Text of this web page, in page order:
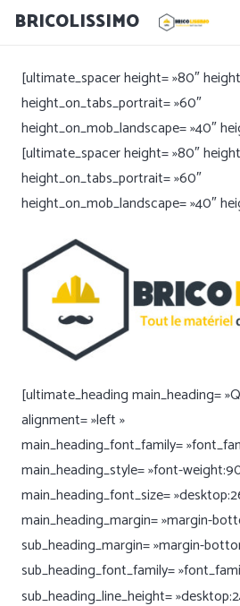
BRICOLISSIMO
[ultimate_spacer height= »80″
height_on_tabs_portrait= »60″
height_on_mob_landscape= »40″
[ultimate_spacer height= »80″
height_on_tabs_portrait= »60″
height_on_mob_landscape= »40″
[ultimate_heading main_heading=
alignment= »left »
main_heading_font_family=
main_heading_style= »font-
main_heading_font_size=
main_heading_margin= »margin-
sub_heading_margin= »margin-
sub_heading_font_family=
sub_heading_line_height=